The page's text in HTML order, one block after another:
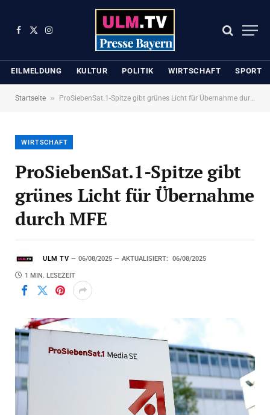
Facebook
X
Instagram
EILMELDUNG KULTUR POLITIK WIRTSCHAFT SPORT
Startseite » ProSiebenSat.1-Spitze gibt grünes Licht für Übernahme durch MFE
WIRTSCHAFT
ProSiebenSat.1-Spitze gibt
grünes Licht für Übernahme
durch MFE
ULM TV 06/08/2025 AKTUALISIERT: 06/08/2025
1 MIN. LESEZEIT